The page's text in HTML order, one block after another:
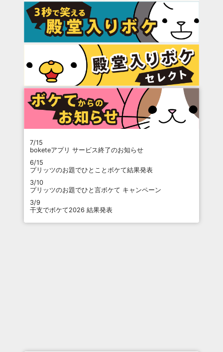
7/15
boketeアプリ サービス終了のお知らせ
6/15
プリッツのお題でひとことボケて結果発表
3/10
プリッツのお題でひと言ボケて キャンペーン
3/9
干支でボケて2026 結果発表